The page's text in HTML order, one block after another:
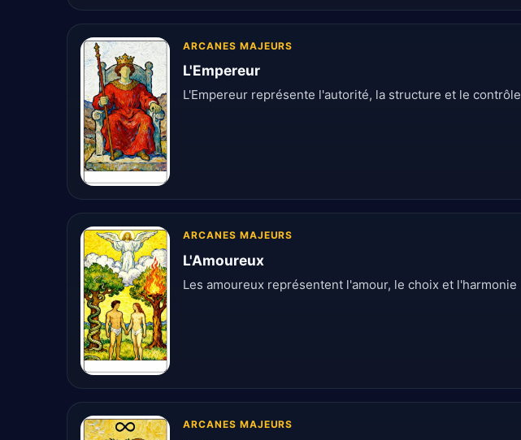
ARCANES MAJEURS
L'Empereur
L'Empereur représente l'autorité, la structure et le contrôle
ARCANES MAJEURS
L'Amoureux
Les amoureux représentent l'amour, le choix et l'harmonie
ARCANES MAJEURS